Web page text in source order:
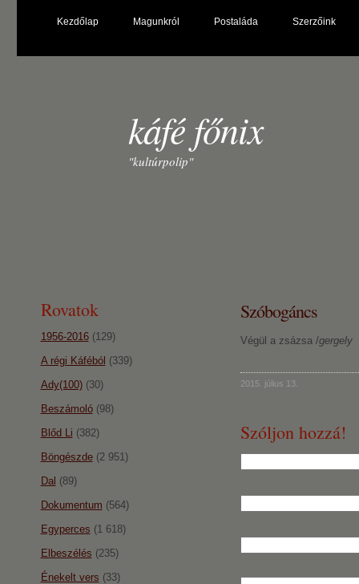
Kezdőlap Magunkról Postaláda Szerzőink
káfé főnix
"kultúrpolip"
Szóbogáncs
Végül a zsázsa /gergely
2015. július 13.
Szóljon hozzá!
Rovatok
1956-2016(129)
A régi Káféból (339)
Ady(100)(30)
Beszámoló(98)
Blőd Li (382)
Böngészde(2 951)
Dal (89)
Dokumentum (564)
Egyperces (1 618)
Elbeszélés (235)
Énekelt vers (33)